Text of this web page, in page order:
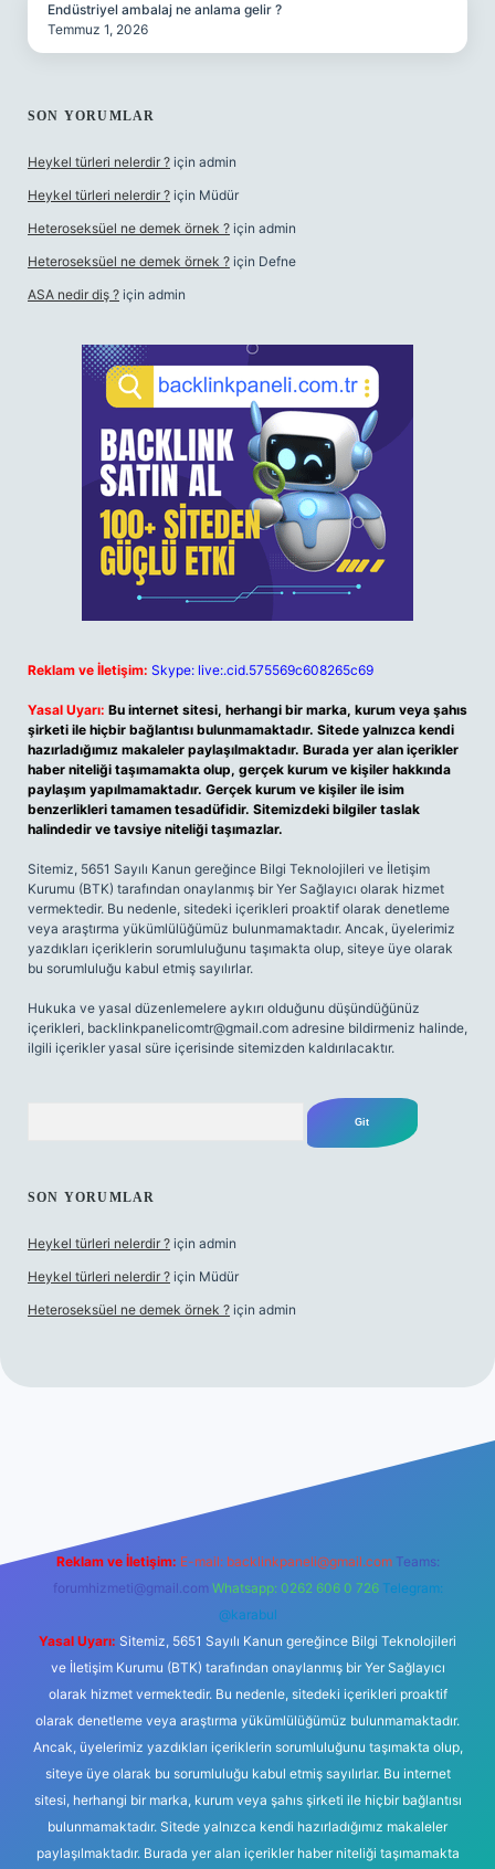
Endüstriyel ambalaj ne anlama gelir ?
Temmuz 1, 2026
SON YORUMLAR
Heykel türleri nelerdir ? için admin
Heykel türleri nelerdir ? için Müdür
Heteroseksüel ne demek örnek ? için admin
Heteroseksüel ne demek örnek ? için Defne
ASA nedir diş ? için admin
Reklam ve İletişim: Skype: live:.cid.575569c608265c69
Yasal Uyarı: Bu internet sitesi, herhangi bir marka, kurum veya şahıs
şirketi ile hiçbir bağlantısı bulunmamaktadır. Sitede yalnızca kendi
hazırladığımız makaleler paylaşılmaktadır. Burada yer alan içerikler
haber niteliği taşımamakta olup, gerçek kurum ve kişiler hakkında
paylaşım yapılmamaktadır. Gerçek kurum ve kişiler ile isim
benzerlikleri tamamen tesadüfidir. Sitemizdeki bilgiler taslak
halindedir ve tavsiye niteliği taşımazlar.
Sitemiz, 5651 Sayılı Kanun gereğince Bilgi Teknolojileri ve İletişim
Kurumu (BTK) tarafından onaylanmış bir Yer Sağlayıcı olarak hizmet
vermektedir. Bu nedenle, sitedeki içerikleri proaktif olarak denetleme
veya araştırma yükümlülüğümüz bulunmamaktadır. Ancak, üyelerimiz
yazdıkları içeriklerin sorumluluğunu taşımakta olup, siteye üye olarak
bu sorumluluğu kabul etmiş sayılırlar.
Hukuka ve yasal düzenlemelere aykırı olduğunu düşündüğünüz
içerikleri, backlinkpanelicomtr@gmail.com adresine bildirmeniz halinde,
ilgili içerikler yasal süre içerisinde sitemizden kaldırılacaktır.
SON YORUMLAR
Heykel türleri nelerdir ? için admin
Heykel türleri nelerdir ? için Müdür
Heteroseksüel ne demek örnek ? için admin
Reklam ve İletişim: E-mail: backlinkpaneli@gmail.com Teams:
forumhizmeti@gmail.com Whatsapp: 0262 606 0 726 Telegram:
@karabul
Yasal Uyarı: Sitemiz, 5651 Sayılı Kanun gereğince Bilgi Teknolojileri
ve İletişim Kurumu (BTK) tarafından onaylanmış bir Yer Sağlayıcı
olarak hizmet vermektedir. Bu nedenle, sitedeki içerikleri proaktif
olarak denetleme veya araştırma yükümlülüğümüz bulunmamaktadır.
Ancak, üyelerimiz yazdıkları içeriklerin sorumluluğunu taşımakta olup,
siteye üye olarak bu sorumluluğu kabul etmiş sayılırlar. Bu internet
sitesi, herhangi bir marka, kurum veya şahıs şirketi ile hiçbir bağlantısı
bulunmamaktadır. Sitede yalnızca kendi hazırladığımız makaleler
paylaşılmaktadır. Burada yer alan içerikler haber niteliği taşımamakta